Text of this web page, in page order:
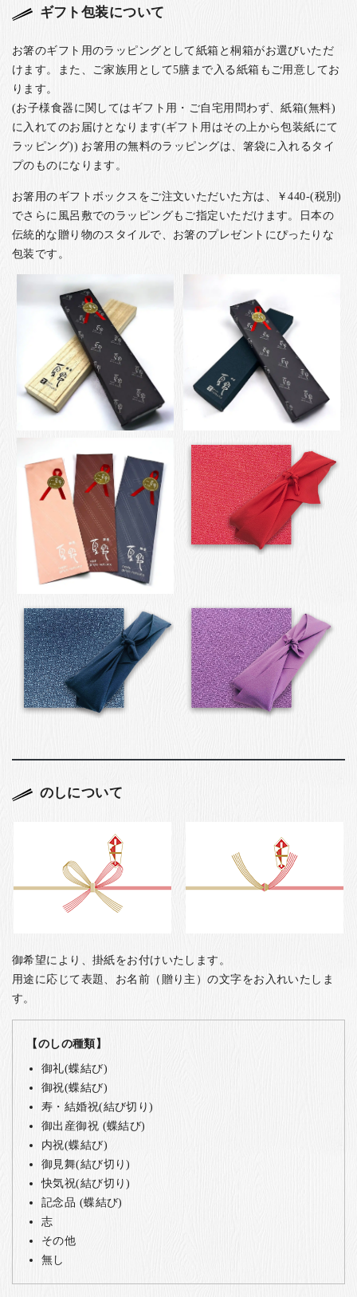
ギフト包装について
お箸のギフト用のラッピングとして紙箱と桐箱がお選びいただ
けます。また、ご家族用として5膳まで入る紙箱もご用意してお
ります。
(お子様食器に関してはギフト用・ご自宅用問わず、紙箱(無料)
に入れてのお届けとなります(ギフト用はその上から包装紙にて
ラッピング)) お箸用の無料のラッピングは、箸袋に入れるタイ
プのものになります。
お箸用のギフトボックスをご注文いただいた方は、￥440-(税別)
でさらに風呂敷でのラッピングもご指定いただけます。日本の
伝統的な贈り物のスタイルで、お箸のプレゼントにぴったりな
包装です。
のしについて
御希望により、掛紙をお付けいたします。
用途に応じて表題、お名前（贈り主）の文字をお入れいたしま
す。
【のしの種類】
御礼(蝶結び)
御祝(蝶結び)
寿・結婚祝(結び切り)
御出産御祝 (蝶結び)
内祝(蝶結び)
御見舞(結び切り)
快気祝(結び切り)
記念品 (蝶結び)
志
その他
無し